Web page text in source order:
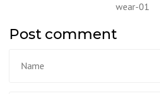
wear-01
Post comment